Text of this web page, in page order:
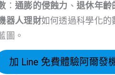
： 通膨的侵蝕力 、退休年齡
器人理財如何透過科學化的
圖。
加 Line 免費體驗阿爾發